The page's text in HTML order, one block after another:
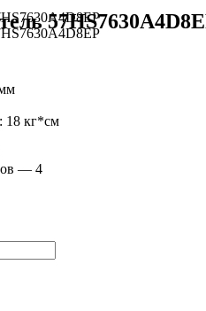
18 кг*см
— 4